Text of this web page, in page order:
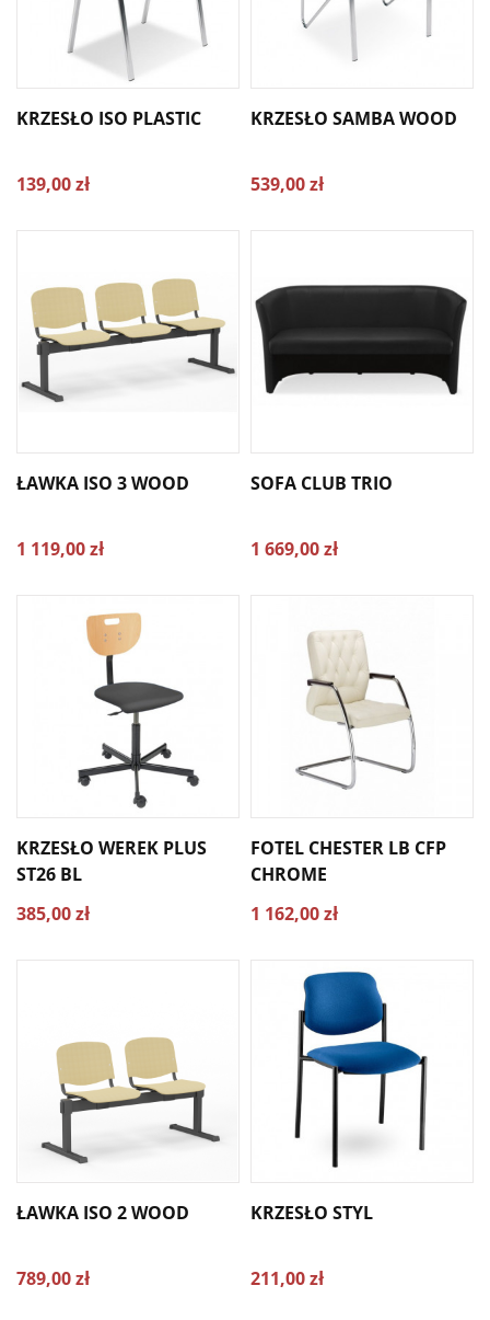
KRZESŁO ISO PLASTIC
139,00 zł
KRZESŁO SAMBA WOOD
539,00 zł
ŁAWKA ISO 3 WOOD
1 119,00 zł
SOFA CLUB TRIO
1 669,00 zł
KRZESŁO WEREK PLUS
ST26 BL
385,00 zł
FOTEL CHESTER LB CFP
CHROME
1 162,00 zł
ŁAWKA ISO 2 WOOD
789,00 zł
KRZESŁO STYL
211,00 zł